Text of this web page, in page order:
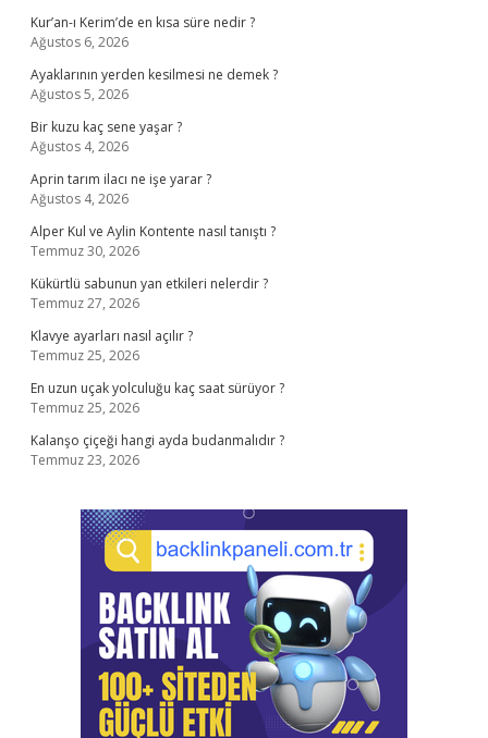
Kur’an-ı Kerim’de en kısa süre nedir ?
Ağustos 6, 2026
Ayaklarının yerden kesilmesi ne demek ?
Ağustos 5, 2026
Bir kuzu kaç sene yaşar ?
Ağustos 4, 2026
Aprin tarım ilacı ne işe yarar ?
Ağustos 4, 2026
Alper Kul ve Aylin Kontente nasıl tanıştı ?
Temmuz 30, 2026
Kükürtlü sabunun yan etkileri nelerdir ?
Temmuz 27, 2026
Klavye ayarları nasıl açılır ?
Temmuz 25, 2026
En uzun uçak yolculuğu kaç saat sürüyor ?
Temmuz 25, 2026
Kalanşo çiçeği hangi ayda budanmalıdır ?
Temmuz 23, 2026